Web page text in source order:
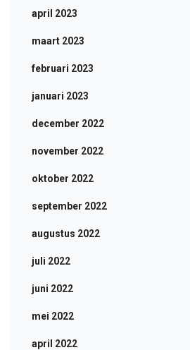
april 2023
maart 2023
februari 2023
januari 2023
december 2022
november 2022
oktober 2022
september 2022
augustus 2022
juli 2022
juni 2022
mei 2022
april 2022